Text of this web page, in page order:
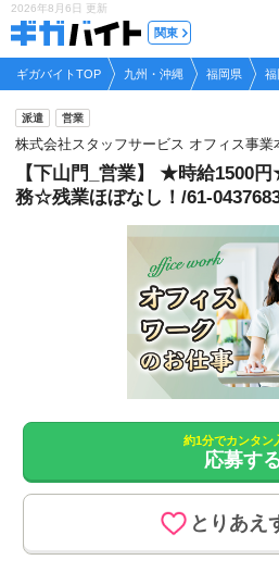
2026年8月6日 更新
関東
ギガバイトTOP 九州・沖縄 福岡県 福
派遣 営業
株式会社スタッフサービス オフィス事業
【下山門_営業】 ★時給1500
務☆残業ほぼなし！/61-
約1分でカンタン
応募す
とりあえ